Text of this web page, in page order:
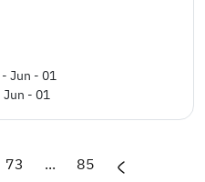
Jun - 01
Jun - 01
73 ... 85